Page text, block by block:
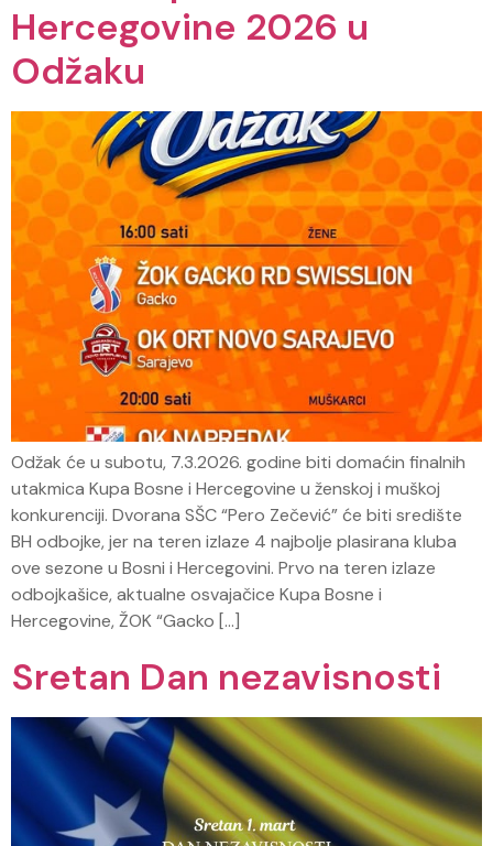
Hercegovine 2026 u
Odžaku
Odžak će u subotu, 7.3.2026. godine biti domaćin finalnih
utakmica Kupa Bosne i Hercegovine u ženskoj i muškoj
konkurenciji. Dvorana SŠC “Pero Zečević” će biti središte
BH odbojke, jer na teren izlaze 4 najbolje plasirana kluba
ove sezone u Bosni i Hercegovini. Prvo na teren izlaze
odbojkašice, aktualne osvajačice Kupa Bosne i
Hercegovine, ŽOK “Gacko […]
Sretan Dan nezavisnosti